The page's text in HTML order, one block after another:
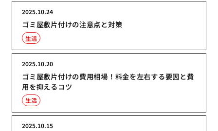
ゴミ屋敷片付けの注意点と対策
2025.10.24
生活
ゴミ屋敷片付けの費用相場！料金を左右する要因と費
用を抑えるコツ
2025.10.20
生活
2025.10.15